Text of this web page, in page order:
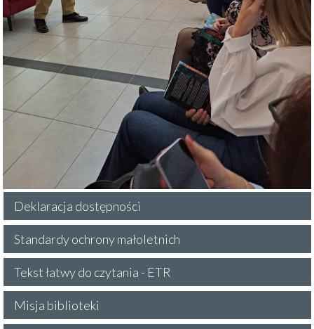
Deklaracja dostępności
Standardy ochrony małoletnich
Tekst łatwy do czytania - ETR
Misja biblioteki